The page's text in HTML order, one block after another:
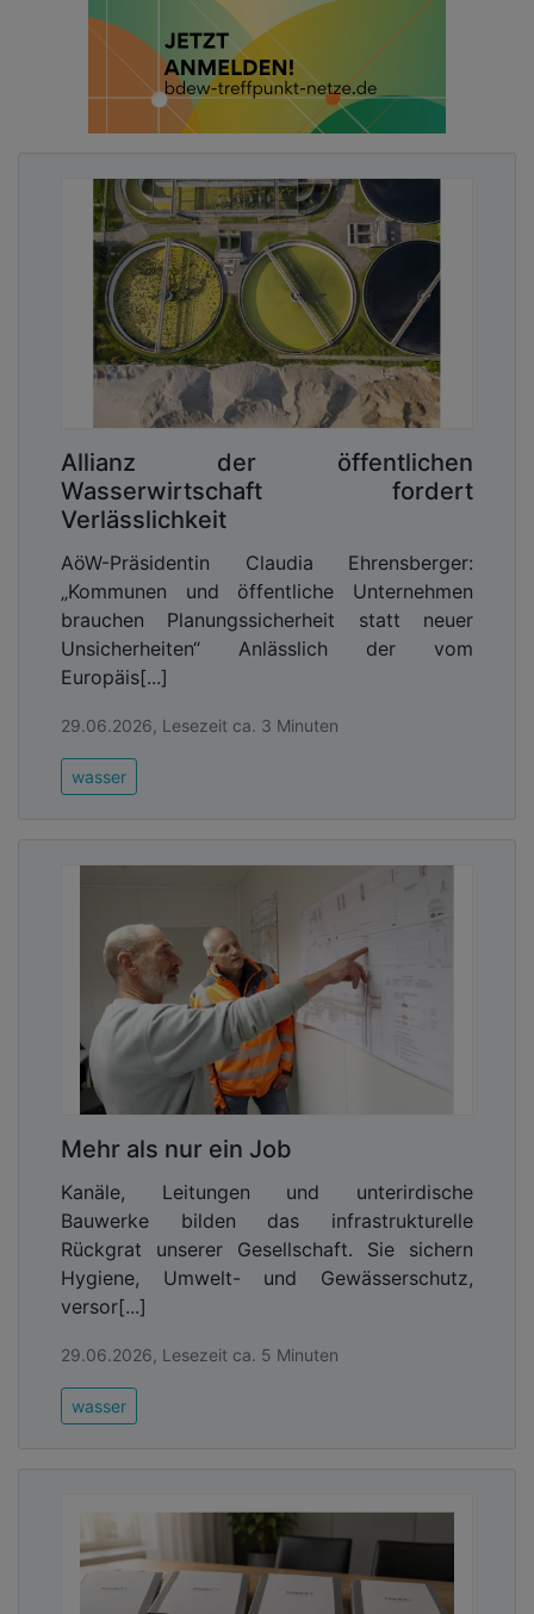
Allianz der öffentlichen
Wasserwirtschaft fordert
Verlässlichkeit
AöW-Präsidentin Claudia Ehrensberger:
„Kommunen und öffentliche Unternehmen
brauchen Planungssicherheit statt neuer
Unsicherheiten“ Anlässlich der vom
Europäis[...]
29.06.2026, Lesezeit ca. 3 Minuten
wasser
Mehr als nur ein Job
Kanäle, Leitungen und unterirdische
Bauwerke bilden das infrastrukturelle
Rückgrat unserer Gesellschaft. Sie sichern
Hygiene, Umwelt- und Gewässerschutz,
versor[...]
29.06.2026, Lesezeit ca. 5 Minuten
wasser